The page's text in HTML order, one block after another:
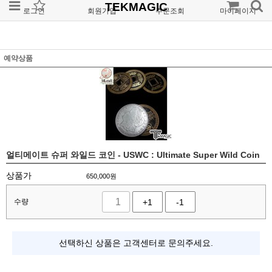
로그인 회원가입 주문조회 마이페이지
TEKMAGIC
예약상품
얼티메이트 슈퍼 와일드 코인 - USWC : Ultimate Super Wild Coin
상품가 650,000원
수량 +1 -1
선택하신 상품은 고객센터로 문의주세요.